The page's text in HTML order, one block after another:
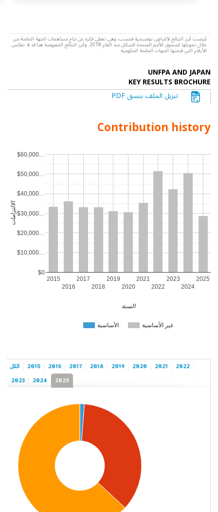
عُرضت أبرز النتائج لأغراضٍ توضيحيةٍ فحسب، وهي تعطي فكرة عن نتاج مساهمات الجهة المانحة من
خلال تمويلها لصندوق الأمم المتحدة للسكان منذ العام 2018. وأبرز النتائج المعروضة هنا قد لا تعكس
الأرقام التي قدمتها الجهات المانحة الحكومية.
UNFPA AND JAPAN
KEY RESULTS BROCHURE
تنزيل الملف بنسق PDF
Contribution history
الأساسية غير الأساسية
2015
2016
2017
2018
2019
2020
2021
2022
2023
2024
2025
$0
$10,000…
$20,000…
$30,000…
$40,000…
$50,000…
$60,000…
السنة
الالتزامات
الكل 2015 2016 2017 2018 2019 2020 2021 2022
2023 2024 2025